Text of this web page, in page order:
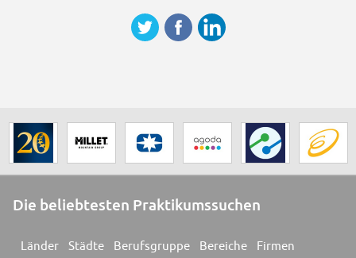
Die beliebtesten Praktikumssuchen
Länder Städte Berufsgruppe Bereiche Firmen